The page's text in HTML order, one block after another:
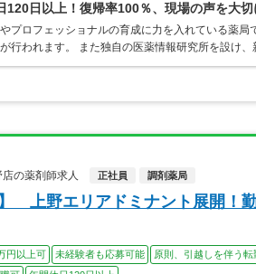
120日以上！復帰率100％、現場の声を大
プロフェッショナルの育成に力を入れている薬
行われます。 また独自の医薬情報研究所を設け
の薬剤師求人
正社員 調剤薬局
】 上野エリアドミナント展開！
円以上可 未経験者も応募可能 原則、引越しを伴う転